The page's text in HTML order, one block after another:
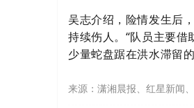
吴志介绍，险情发生后
持续伤人。“队员主要借
少量蛇盘踞在洪水滞留
来源：潇湘晨报、红星新闻